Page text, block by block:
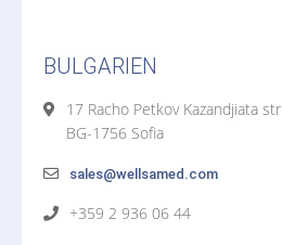
BULGARIEN
17 Racho Petkov Kazandjiata str
BG-1756 Sofia
sales@wellsamed.com
+359 2 936 06 44